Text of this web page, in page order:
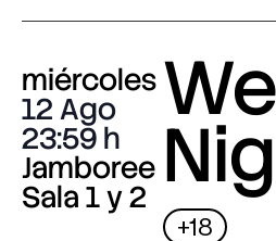
miércoles
12 Ago
23:59
Jamboree
Sala 1 y 2
+18